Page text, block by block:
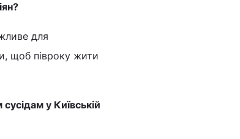
для
щоб півроку жити
у Київській